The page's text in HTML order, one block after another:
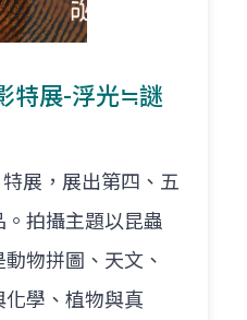
特展-浮光≒謎
展，展出第四、五
拍攝主題以昆蟲
物拼圖、天文、
學、植物與真